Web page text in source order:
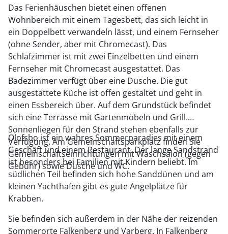
Das Ferienhäuschen bietet einen offenen
Wohnbereich mit einem Tagesbett, das sich leicht in
ein Doppelbett verwandeln lässt, und einem Fernseher
(ohne Sender, aber mit Chromecast). Das
Schlafzimmer ist mit zwei Einzelbetten und einem
Fernseher mit Chromecast ausgestattet. Das
Badezimmer verfügt über eine Dusche. Die gut
ausgestattete Küche ist offen gestaltet und geht in
einen Essbereich über. Auf dem Grundstück befindet
sich eine Terrasse mit Gartenmöbeln und Grill.
Sonnenliegen für den Strand stehen ebenfalls zur
Verfügung. Am Gemeinschaftsparkplatz finden Sie
Gemeinschaftseinrichtungen mit Waschsalon (gegen
Gebühr) sowie Dusche und WC.
Olofsbo ist ein wahres Sommerparadies mit einem
Geschäft und einem Restaurant. Der lange Sandstrand
ist besonders bei Familien mit Kindern beliebt. Im
südlichen Teil befinden sich hohe Sanddünen und am
kleinen Yachthafen gibt es gute Angelplätze für
Krabben.
Sie befinden sich außerdem in der Nähe der reizenden
Sommerorte Falkenberg und Varberg. In Falkenberg